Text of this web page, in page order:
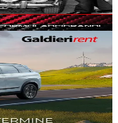
funziona